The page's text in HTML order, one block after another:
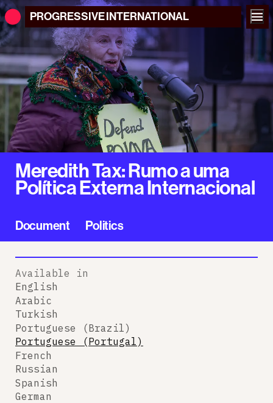
PROGRESSIVEINTERNATIONAL
Meredith Tax: Rumo a uma
Política Externa Internacional
Document Politics
Available in
English
Arabic
Turkish
Portuguese (Brazil)
Portuguese (Portugal)
French
Russian
Spanish
German